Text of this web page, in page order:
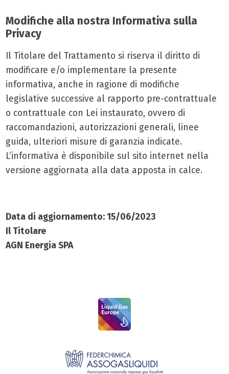
Modifiche alla nostra Informativa sulla
Privacy
Il Titolare del Trattamento si riserva il diritto di
modificare e/o implementare la presente
informativa, anche in ragione di modifiche
legislative successive al rapporto pre-contrattuale
o contrattuale con Lei instaurato, ovvero di
raccomandazioni, autorizzazioni generali, linee
guida, ulteriori misure di garanzia indicate.
L’informativa è disponibile sul sito internet nella
versione aggiornata alla data apposta in calce.
Data di aggiornamento: 15/06/2023
Il Titolare
AGN Energia SPA